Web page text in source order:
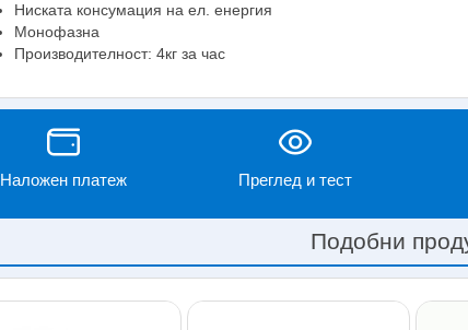
Ниската консумация на ел. енергия
Монофазна
Производителност: 4кг за час
Наложен платеж Преглед и тест
Подобни